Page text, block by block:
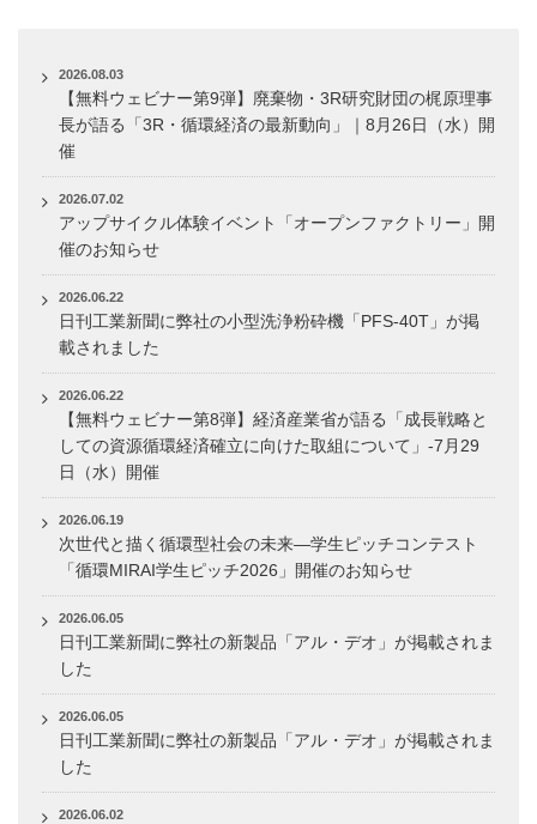
2026.08.03
【無料ウェビナー第9弾】廃棄物・3R研究財団の梶原理事
長が語る「3R・循環経済の最新動向」｜8月26日（水）開
催
2026.07.02
アップサイクル体験イベント「オープンファクトリー」開
催のお知らせ
2026.06.22
日刊工業新聞に弊社の小型洗浄粉砕機「PFS-40T」が掲
載されました
2026.06.22
【無料ウェビナー第8弾】経済産業省が語る「成長戦略と
しての資源循環経済確立に向けた取組について」-7月29
日（水）開催
2026.06.19
次世代と描く循環型社会の未来―学生ピッチコンテスト
「循環MIRAI学生ピッチ2026」開催のお知らせ
2026.06.05
日刊工業新聞に弊社の新製品「アル・デオ」が掲載されま
した
2026.06.05
日刊工業新聞に弊社の新製品「アル・デオ」が掲載されま
した
2026.06.02